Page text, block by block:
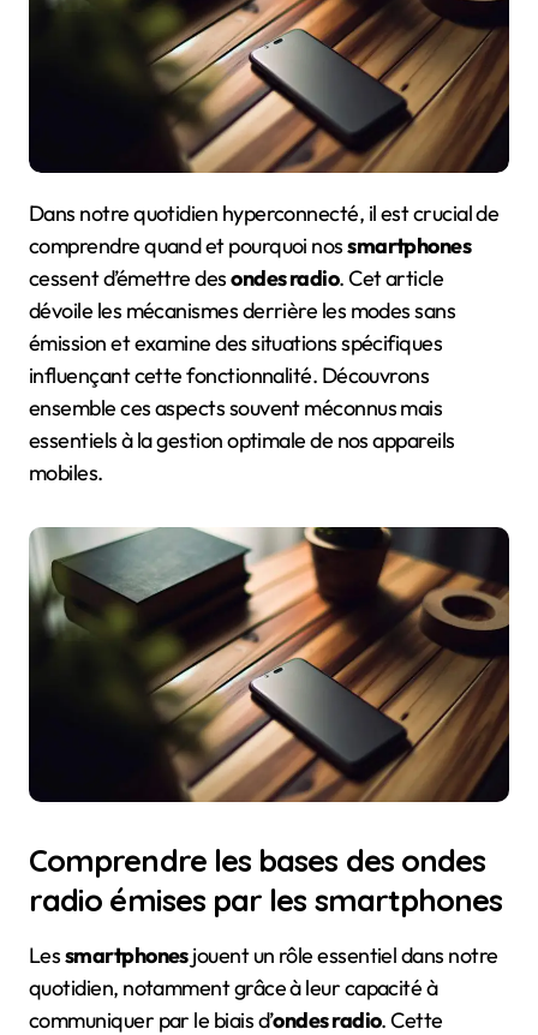
Dans notre quotidien hyperconnecté, il est crucial de
comprendre quand et pourquoi nossmartphones
cessent d’émettre desondes radio. Cet article
dévoile les mécanismes derrière les modes sans
émission et examine des situations spécifiques
influençant cette fonctionnalité. Découvrons
ensemble ces aspects souvent méconnus mais
essentiels à la gestion optimale de nos appareils
mobiles.
Comprendre les bases des ondes
radio émises par les smartphones
Lessmartphonesjouent un rôle essentiel dans notre
quotidien, notamment grâce à leur capacité à
communiquer par le biais d’ondes radio. Cette